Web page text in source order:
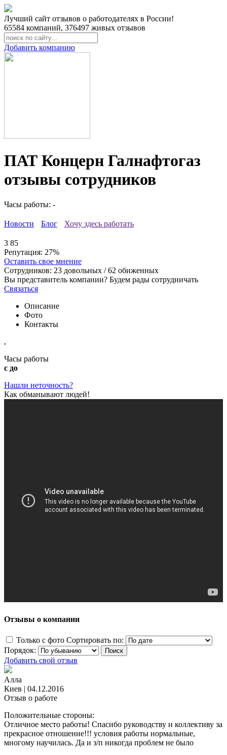
Лучший сайт отзывов о работодателях в России!
65584 компаний, 376497 живых отзывов
Добавить компанию
ПАТ Концерн Галнафтогаз
отзывы сотрудников
Часы работы: -
Новости Блог Хочу здесь работать
3 85
Репутация: 27%
Оставить свое мнение
Сотрудников: 23 довольных /62 обиженных
Вы представитель компании? Будем рады сотрудничать
Связаться
Описание
Фото
Контакты
,
Часы работы
с до
Нашли неточность?
Как обманывают людей!
Отзывы о компании
Только с фото Сортировать по:
Порядок:
Добавить свой отзыв
Алла
Киев | 04.12.2016
Отзыв о работе
Положительные стороны:
Отличное место работы! Спасибо руководству и коллективу за
прекрасное отношение!!! условия работы нормальные,
многому научилась. Да и з/п никогда проблем не было